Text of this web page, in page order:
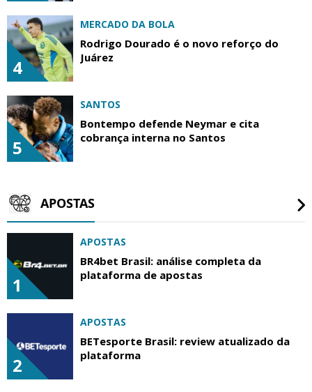
4
MERCADO DA BOLA
Rodrigo Dourado é o novo reforço do
Juárez
5
SANTOS
Bontempo defende Neymar e cita
cobrança interna no Santos
APOSTAS
1
APOSTAS
BR4bet Brasil: análise completa da
plataforma de apostas
2
APOSTAS
BETesporte Brasil: review atualizado da
plataforma